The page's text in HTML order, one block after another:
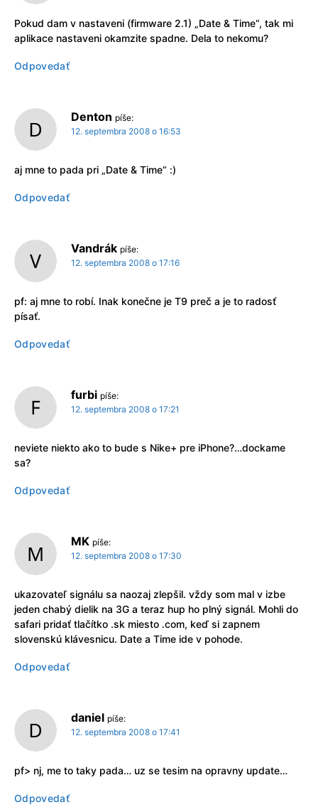
Pokud dam v nastaveni (firmware 2.1) „Date & Time“, tak mi
aplikace nastaveni okamzite spadne. Dela to nekomu?
Odpovedať
Denton píše:
12. septembra 2008 o 16:53
aj mne to pada pri „Date & Time“ :)
Odpovedať
Vandrák píše:
12. septembra 2008 o 17:16
pf: aj mne to robí. Inak konečne je T9 preč a je to radosť
písať.
Odpovedať
furbi píše:
12. septembra 2008 o 17:21
neviete niekto ako to bude s Nike+ pre iPhone?…dockame
sa?
Odpovedať
MK píše:
12. septembra 2008 o 17:30
ukazovateľ signálu sa naozaj zlepšil. vždy som mal v izbe
jeden chabý dielik na 3G a teraz hup ho plný signál. Mohli do
safari pridať tlačítko .sk miesto .com, keď si zapnem
slovenskú klávesnicu. Date a Time ide v pohode.
Odpovedať
daniel píše:
12. septembra 2008 o 17:41
pf> nj, me to taky pada… uz se tesim na opravny update…
Odpovedať